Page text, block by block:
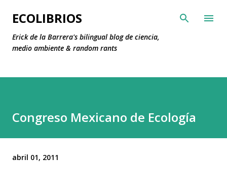
Ir al contenido principal
ECOLIBRIOS
Erick de la Barrera's bilingual blog de ciencia,
medio ambiente & random rants
Congreso Mexicano de Ecología
abril 01, 2011